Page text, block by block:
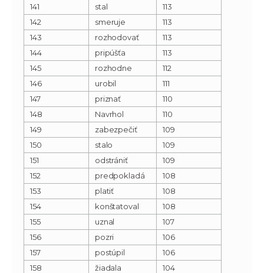
141
stal
113
142
smeruje
113
143
rozhodovať
113
144
pripúšťa
113
145
rozhodne
112
146
urobil
111
147
priznať
110
148
Navrhol
110
149
zabezpečiť
109
150
stalo
109
151
odstrániť
109
152
predpokladá
108
153
platiť
108
154
konštatoval
108
155
uznal
107
156
pozri
106
157
postúpil
106
158
žiadala
104